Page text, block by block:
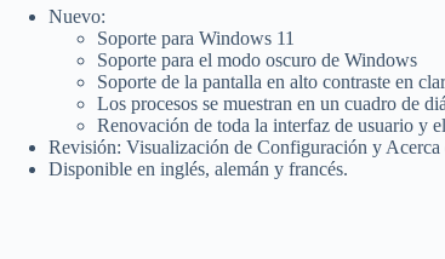
Nuevo:
Soporte para Windows 11
Soporte para el modo oscuro de Windows
Soporte de la pantalla en alto contraste en
Los procesos se muestran en un cuadro de
Renovación de toda la interfaz de usuario y
Revisión: Visualización de Configuración y
Disponible en inglés, alemán y francés.